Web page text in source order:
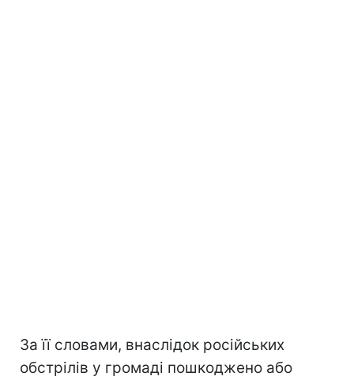
За її словами, внаслідок російських
обстрілів у громаді пошкоджено або